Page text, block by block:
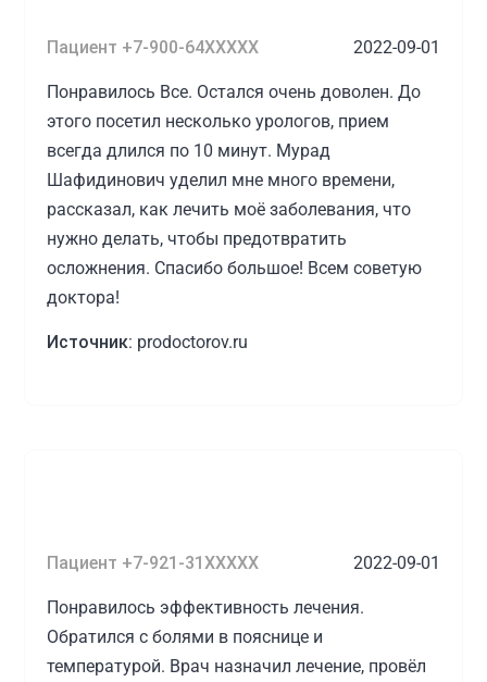
Пациент +7-900-64XXXXX 2022-09-01
Понравилось Все. Остался очень доволен. До
этого посетил несколько урологов, прием
всегда длился по 10 минут. Мурад
Шафидинович уделил мне много времени,
рассказал, как лечить моё заболевания, что
нужно делать, чтобы предотвратить
осложнения. Спасибо большое! Всем советую
доктора!
Источник: prodoctorov.ru
Пациент +7-921-31XXXXX 2022-09-01
Понравилось эффективность лечения.
Обратился с болями в пояснице и
температурой. Врач назначил лечение, провёл